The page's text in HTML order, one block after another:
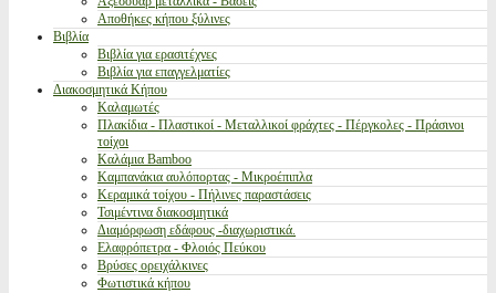
Αποθήκες κήπου ξύλινες
Βιβλία
Βιβλία για ερασιτέχνες
Βιβλία για επαγγελματίες
Διακοσμητικά Κήπου
Καλαμωτές
Πλακίδια - Πλαστικοί - Μεταλλικοί φράχτες - Πέργκολες - Πράσινοι
τοίχοι
Καλάμια Bamboo
Καμπανάκια αυλόπορτας - Μικροέπιπλα
Κεραμικά τοίχου - Πήλινες παραστάσεις
Τσιμέντινα διακοσμητικά
Διαμόρφωση εδάφους -διαχωριστικά.
Ελαφρόπετρα - Φλοιός Πεύκου
Βρύσες ορειχάλκινες
Φωτιστικά κήπου